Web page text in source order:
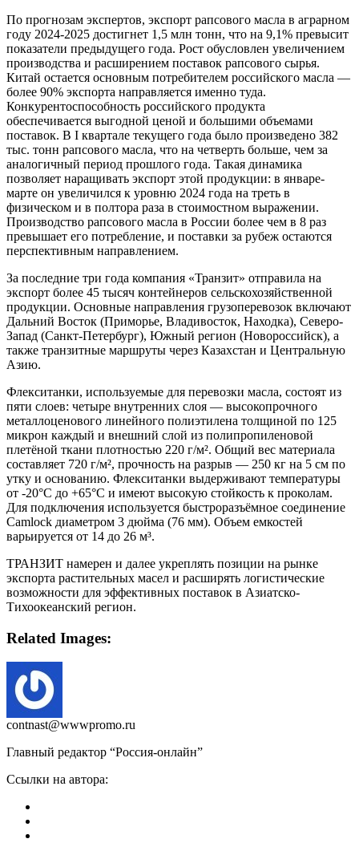
По прогнозам экспертов, экспорт рапсового масла в аграрном
году 2024-2025 достигнет 1,5 млн тонн, что на 9,1% превысит
показатели предыдущего года. Рост обусловлен увеличением
производства и расширением поставок рапсового сырья.
Китай остается основным потребителем российского масла —
более 90% экспорта направляется именно туда.
Конкурентоспособность российского продукта
обеспечивается выгодной ценой и большими объемами
поставок. В I квартале текущего года было произведено 382
тыс. тонн рапсового масла, что на четверть больше, чем за
аналогичный период прошлого года. Такая динамика
позволяет наращивать экспорт этой продукции: в январе-
марте он увеличился к уровню 2024 года на треть в
физическом и в полтора раза в стоимостном выражении.
Производство рапсового масла в России более чем в 8 раз
превышает его потребление, и поставки за рубеж остаются
перспективным направлением.
За последние три года компания «Транзит» отправила на
экспорт более 45 тысяч контейнеров сельскохозяйственной
продукции. Основные направления грузоперевозок включают
Дальний Восток (Приморье, Владивосток, Находка), Северо-
Запад (Санкт-Петербург), Южный регион (Новороссийск), а
также транзитные маршруты через Казахстан и Центральную
Азию.
Флекситанки, используемые для перевозки масла, состоят из
пяти слоев: четыре внутренних слоя — высокопрочного
металлоценового линейного полиэтилена толщиной по 125
микрон каждый и внешний слой из полипропиленовой
плетёной ткани плотностью 220 г/м². Общий вес материала
составляет 720 г/м², прочность на разрыв — 250 кг на 5 см по
утку и основанию. Флекситанки выдерживают температуры
от -20°C до +65°C и имеют высокую стойкость к проколам.
Для подключения используется быстроразъёмное соединение
Camlock диаметром 3 дюйма (76 мм). Объем емкостей
варьируется от 14 до 26 м³.
ТРАНЗИТ намерен и далее укреплять позиции на рынке
экспорта растительных масел и расширять логистические
возможности для эффективных поставок в Азиатско-
Тихоокеанский регион.
Related Images:
contnast@wwwpromo.ru
Главный редактор “Россия-онлайн”
Ссылки на автора: